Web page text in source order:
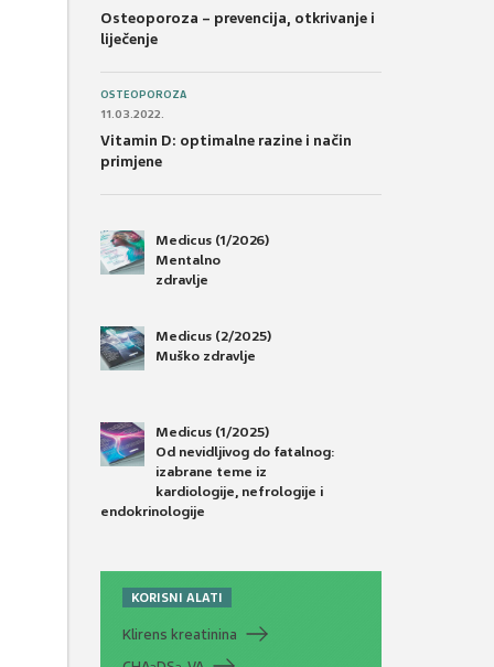
Osteoporoza – prevencija, otkrivanje i
liječenje
OSTEOPOROZA
11.03.2022.
Vitamin D: optimalne razine i način
primjene
Medicus (1/2026)
Mentalno
zdravlje
Medicus (2/2025)
Muško zdravlje
Medicus (1/2025)
Od nevidljivog do fatalnog:
izabrane teme iz
kardiologije, nefrologije i
endokrinologije
KORISNI ALATI
Klirens kreatinina